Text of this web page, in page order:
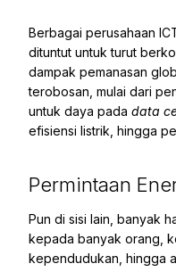
Berbagai perusahaan
dituntut untuk turut
dampak pemanasan
terobosan, mulai dari
untuk daya pada data
efisiensi listrik, hingga
Permintaan
Pun di sisi lain, banyak
kepada banyak orang,
kependudukan, hingga